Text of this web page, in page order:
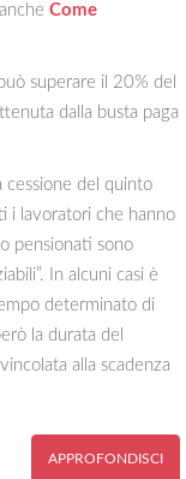
Come
superare il 20% del
dalla busta paga
cessione del quinto
i lavoratori che hanno
pensionati sono
In alcuni casi è
determinato di
la durata del
alla scadenza
APPROFONDISCI